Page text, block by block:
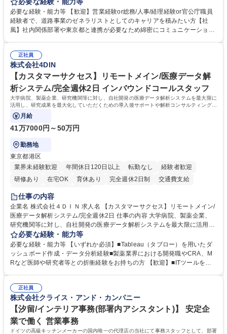
制度やキャリア支援が充実しております！ ※下記業務詳細 【業務詳細】■
管理部門：広報、人事、経理など当公社の運営に係る管理業務 ■収益部
門：駐車場の新規開拓、管理運営、新宿駅西口広場の「イベントコーナ
道路施設や道路工事現場の見学ツアー事業 ※入社後は上記いずれかの部門
へ配属。※業務内容変更の範囲：会社の定める業務 募集職種 【都庁グル
ープ】総合職（事務）◇残業月平均9時間未満／有給年平均16日取得
必要な経験・能力等 【歓迎】営業経験or総務/人事/経理経験or官公庁職員
経験者で、道路事業のゼネラリストとしてのキャリアを積みたい方【社
風】社内関係部署や東京都と連携が必要なため綿密にコミュニケーション
部門など多岐に渡る業務を経験できます。 ■様々なプロジェクト：駐車場
事業の他、新宿駅西口広場内に設置された照明を兼ねた広告「ブライトサ
イン」の管理運営を行うなど、事業収益を生み出す活動を積極的に行って
います。 学歴・資格 学歴：大学院 大学 高専 短大 専修学校 高校 語学力：
資格：
正社員
株式会社4DIN
【カスタマーサクセス】リモートメイン/医療データ解
析システム/完全週休2日 インバウンドコールスタッフ
大学病院、製薬企業、研究機関等に対し、自社開発の医療データ解析システムを最大限に
活用し、研究成果を最大化していただくための導入後サポートや解析コンサルティング、
活用アドバイス業務等をお任せします。
月給
41万7000円～50万円
勤務地
東京都港区
業界未経験歓迎
年間休日120日以上 転勤なし
経験者歓迎
研修あり
在宅OK 育休あり 完全週休2日制
交通費支給
駅近5分以内
仕事の内容
企業名 株式会社４ＤＩＮ 求人名 【カスタマーサクセス】リモートメイン/
医療データ解析システム/完全週休2日 仕事の内容 大学病院、製薬企業、
研究機関等に対し、自社開発の医療データ解析システムを最大限に活用
し、研究成果を最大化していただくための導入後サポートや解析コンサル
ティング、活用アドバイス業務等をお任せします。 ■活用コンサルティン
グ：疾患再発率の調査や薬剤効果の可視化等の目的に合わせ、プラットフ
ォーム上で可能な解析手法を提案 ■オンボーディング：ツールの操作説明
療現場のDX化を推進するやりがいがあります。【業務内容の変更範囲】
当社の指定する業務 募集職種 【カスタマーサクセス】リモートメイン/医
療データ解析システム/完全週休2日
必要な経験・能力等
必要な経験・能力等 【いずれか必須】■Tableau（タブロー）を用いたダ
ッシュボード作成・データ分析経験■製薬業界における開発職やCRA、M
Rなど医師や研究者等との折衝経験をお持ちの方 【歓迎】■ITツールを用
ート体制を構築しています。 【採用背景】導入先が急増しており、専任の
カスタマーサクセス組織を強化するための増員採用です。営業担当からの
丁寧なOJTがあり、医療データ解析の専門知識をキャッチアップできる環
境です。社会貢献性の高い分野で専門性を磨きたい方を歓迎します。 学
歴・資格 学歴：大学院 大学 高専 短大 専修学校 高校 語学力： 資格：
正社員
株式会社クライス・アンド・カンパニー
【汐留/インテリア事務(部署内アシスタント)】 安定企
業で働く 営業事務
ドイツの高級キッチンメーカーの国内唯一の代理店の当社にて事務スタッフとして、部署